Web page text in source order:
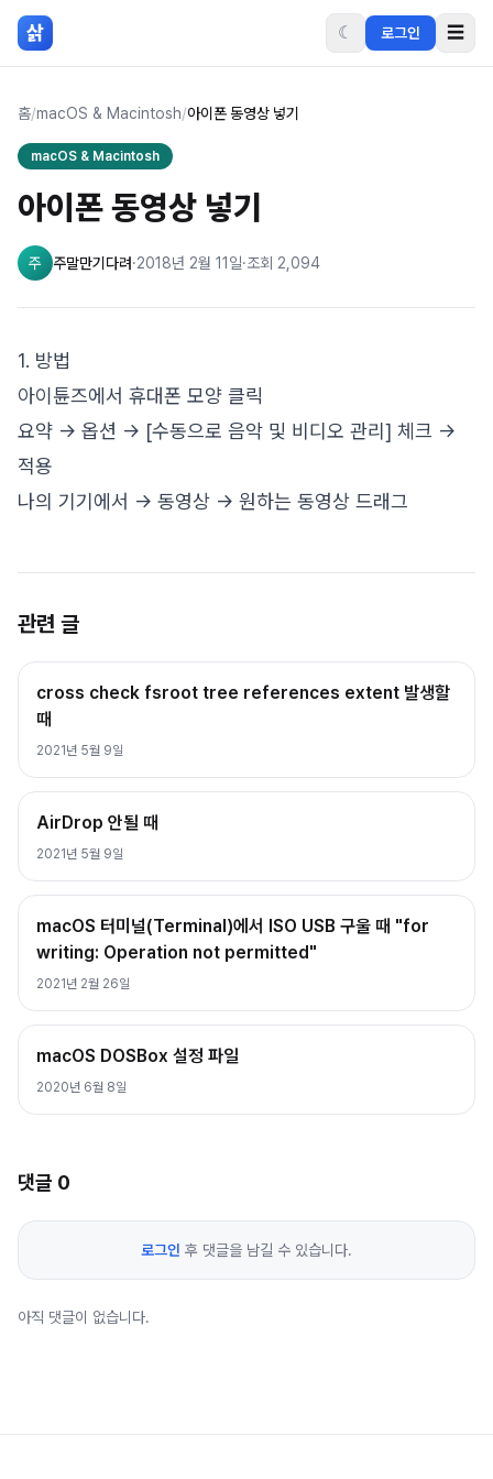
본문 바로가기
삵 ☾ 로그인 ☰
홈/macOS & Macintosh/아이폰 동영상 넣기
macOS & Macintosh
아이폰 동영상 넣기
주 주말만기다려·2018년 2월 11일·조회 2,094
1. 방법
아이튠즈에서 휴대폰 모양 클릭
요약 -> 옵션 -> [수동으로 음악 및 비디오 관리] 체크 ->
적용
나의 기기에서 -> 동영상 -> 원하는 동영상 드래그
관련 글
cross check fsroot tree references extent 발생할
때
2021년 5월 9일
AirDrop 안될 때
2021년 5월 9일
macOS 터미널(Terminal)에서 ISO USB 구울 때 "for
writing: Operation not permitted"
2021년 2월 26일
macOS DOSBox 설정 파일
2020년 6월 8일
댓글 0
로그인 후 댓글을 남길 수 있습니다.
아직 댓글이 없습니다.